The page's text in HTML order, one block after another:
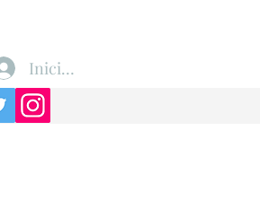
Iniciar sesión